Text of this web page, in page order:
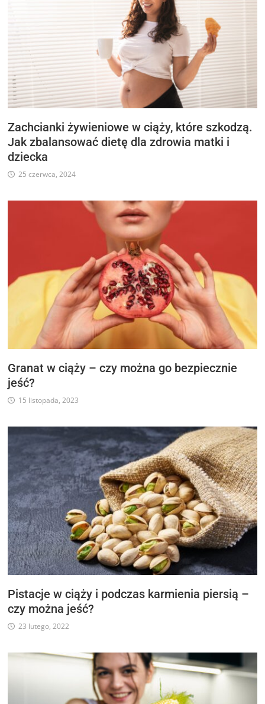
Zachcianki żywieniowe w ciąży, które szkodzą.
Jak zbalansować dietę dla zdrowia matki i
dziecka
25 czerwca, 2024
Granat w ciąży – czy można go bezpiecznie
jeść?
15 listopada, 2023
Pistacje w ciąży i podczas karmienia piersią –
czy można jeść?
23 lutego, 2022